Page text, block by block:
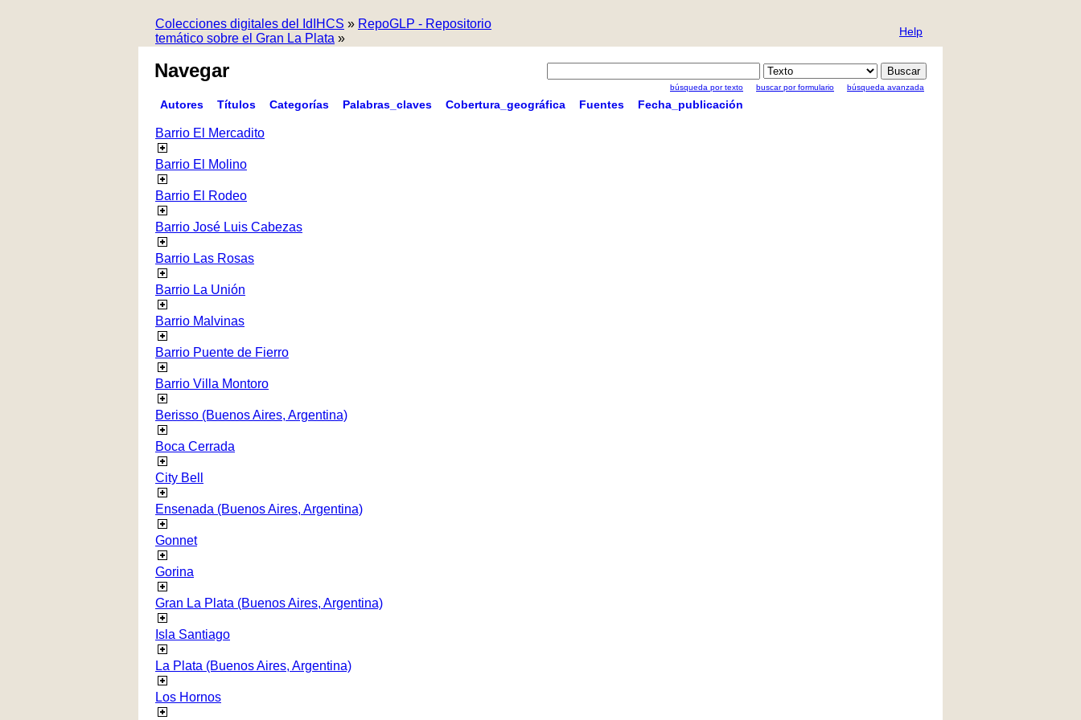
Colecciones digitales del IdIHCS » RepoGLP - Repositorio
temático sobre el Gran La Plata » Help
Navegar
búsqueda por texto buscar por formulario búsqueda avanzada
Autores Títulos Categorías Palabras_claves Cobertura_geográfica Fuentes Fecha_publicación
Barrio El Mercadito
Barrio El Molino
Barrio El Rodeo
Barrio José Luis Cabezas
Barrio Las Rosas
Barrio La Unión
Barrio Malvinas
Barrio Puente de Fierro
Barrio Villa Montoro
Berisso (Buenos Aires, Argentina)
Boca Cerrada
City Bell
Ensenada (Buenos Aires, Argentina)
Gonnet
Gorina
Gran La Plata (Buenos Aires, Argentina)
Isla Santiago
La Plata (Buenos Aires, Argentina)
Los Hornos